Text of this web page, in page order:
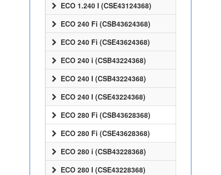
ECO 1.240 I (CSE43124368)
ECO 240 Fi (CSB43624368)
ECO 240 Fi (CSE43624368)
ECO 240 i (CSB43224368)
ECO 240 I (CSB43224368)
ECO 240 I (CSE43224368)
ECO 280 Fi (CSB43628368)
ECO 280 Fi (CSE43628368)
ECO 280 i (CSB43228368)
ECO 280 I (CSE43228368)